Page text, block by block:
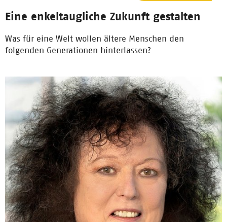
Eine enkeltaugliche Zukunft gestalten
Was für eine Welt wollen ältere Menschen den
folgenden Generationen hinterlassen?